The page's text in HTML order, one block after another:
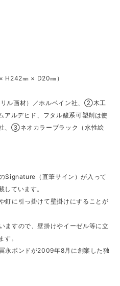
H242㎜ × D20㎜）
ル画材）／ホルベイン社、②木工
アルデヒド、フタル酸系可塑剤は使
、③ネオカラーブラック（水性絵
Signature（直筆サイン）が入って
しています。
に引っ掛けて壁掛けにすることが
すので、壁掛けやイーゼル等に立
。
永ボンドが2009年8月に創案した独